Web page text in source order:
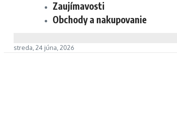
Zaujímavosti
Obchody a nakupovanie
streda, 24 júna, 2026